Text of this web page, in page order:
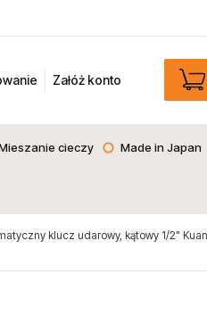
Załóż konto
cieczy Made in Japan
klucz udarowy, kątowy 1/2"